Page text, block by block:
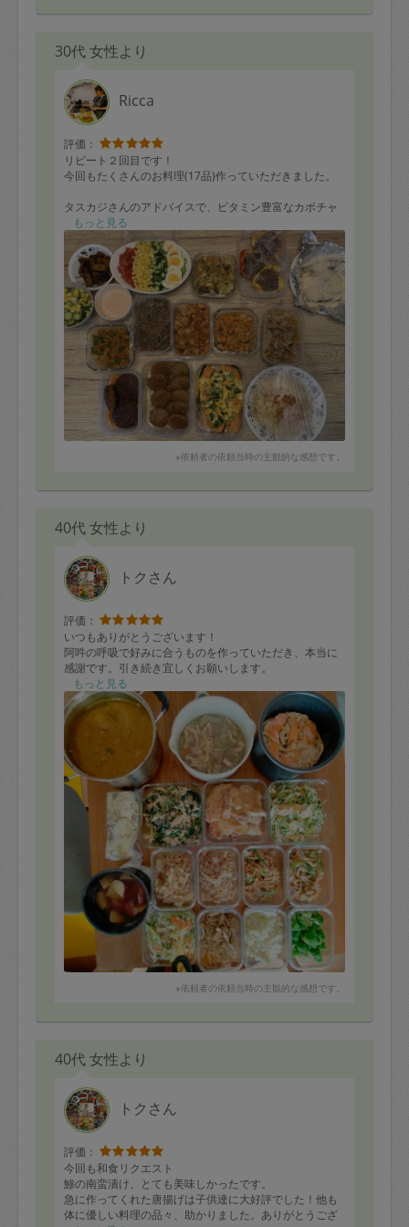
30代 女性より
Ricca
評価：
リピート２回目です！
今回もたくさんのお料理(17品)作っていただきました。
タスカジさんのアドバイスで、ビタミン豊富なカボチャ
やパプリカなどを使った、栄養満点の料理がたくさん
で、嬉しいです。
ドライカレーはルウを使わずスパイスで仕上げた本格派
なのに、子ども向けの優しい味で、うちの子どもたちの
お気に入りに。
チーズナンも家庭のあたたかさがあって、とてもおいし
かったです。
自分では作らないようなバリエーション豊富なメニュー
ばかりで、子どもたちにいろんな味を経験させてあげら
れるのが本当にありがたいです。
そして何より、献立を考える必要がなくなったことが本
当に助かりました。
ありがとうございました。
もっと見る
※依頼者の依頼当時の主観的な感想です。
40代 女性より
トクさん
評価：
いつもありがとうございます！
阿吽の呼吸で好みに合うものを作っていただき、本当に
感謝です。引き続き宜しくお願いします。
もっと見る
※依頼者の依頼当時の主観的な感想です。
40代 女性より
トクさん
評価：
今回も和食リクエスト
鯵の南蛮漬け、とても美味しかったです。
急に作ってくれた唐揚げは子供達に大好評でした！他も
体に優しい料理の品々、助かりました。ありがとうござ